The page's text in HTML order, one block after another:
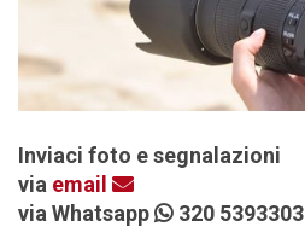
Inviaci foto e segnalazioni
via email
via Whatsapp
320 5393303